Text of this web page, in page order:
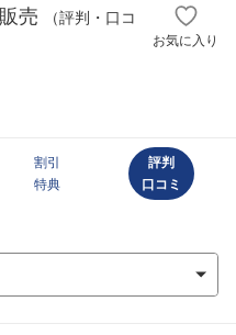
売
（評判・口コ
お気に入り
割引
特典
評判
口コミ